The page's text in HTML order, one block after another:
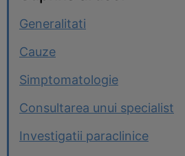
Generalitati
Cauze
Simptomatologie
Consultarea unui specialist
Investigatii paraclinice